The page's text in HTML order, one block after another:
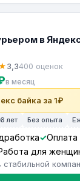
в
3,3400 оценок
в месяц
байка за 1₽
лет Без опыта
Оплата
для
стабильной